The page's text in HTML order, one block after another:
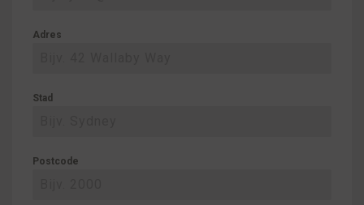
Adres
Stad
Postcode